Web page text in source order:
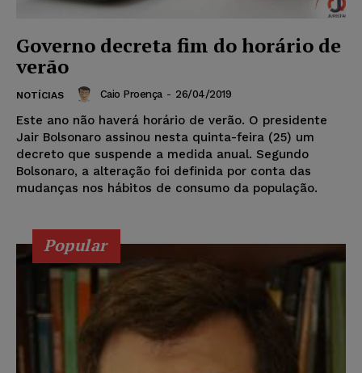
Governo decreta fim do horário de
verão
NOTÍCIAS Caio Proença - 26/04/2019
Este ano não haverá horário de verão. O presidente
Jair Bolsonaro assinou nesta quinta-feira (25) um
decreto que suspende a medida anual. Segundo
Bolsonaro, a alteração foi definida por conta das
mudanças nos hábitos de consumo da população.
Popular